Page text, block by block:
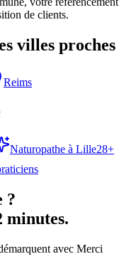
de clients.
villes proches
Reims
Naturopathe à Lille28+
?
minutes.
avec Merci